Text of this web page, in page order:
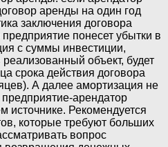
аренды на один год
заключения договора
понесет убытки в
с суммы инвестиции,
объект, будет
срока действия договора
А далее амортизация не
арендатор
источнике. Рекомендуется
которые требуют больших
вопрос